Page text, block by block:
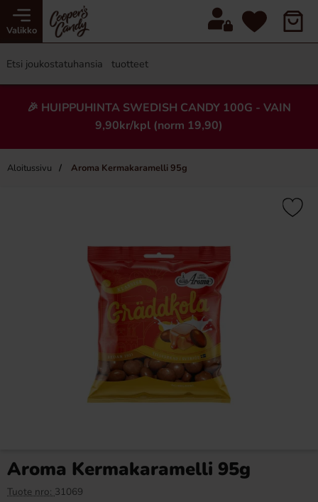
Valikko
🎉 HUIPPUHINTA SWEDISH CANDY 100G - VAIN
9,90kr/kpl (norm 19,90)
Aloitussivu Aroma Kermakaramelli 95g
×
Osta
Aroma Kermakaramelli 95g
Tuote nro: 31069